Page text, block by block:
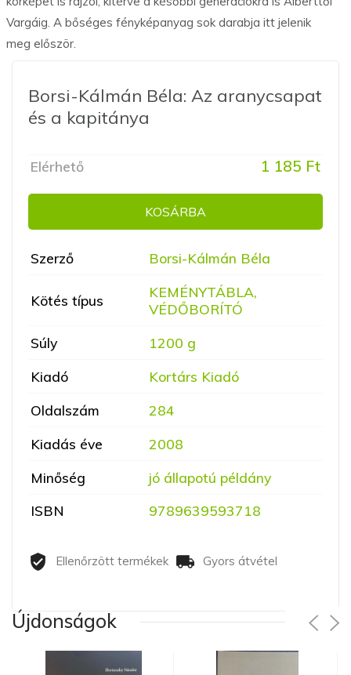
Vargáig. A bőséges fényképanyag sok darabja itt jelenik
meg először.
Borsi-Kálmán Béla: Az aranycsapat
és a kapitánya
Elérhető 1 185 Ft
KOSÁRBA
Szerző Borsi-Kálmán Béla
Kötés típus
KEMÉNYTÁBLA,
VÉDŐBORÍTÓ
Súly
1200 g
Kiadó
Kortárs Kiadó
Oldalszám
284
Kiadás éve
2008
Minőség
jó állapotú példány
ISBN
9789639593718
Ellenőrzött termékek Gyors átvétel
Újdonságok